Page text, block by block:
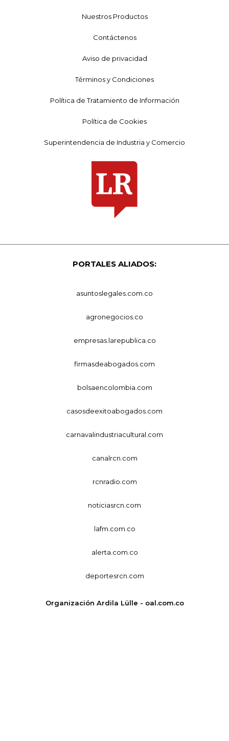
Nuestros Productos
Contáctenos
Aviso de privacidad
Términos y Condiciones
Política de Tratamiento de Información
Política de Cookies
Superintendencia de Industria y Comercio
PORTALES ALIADOS:
asuntoslegales.com.co
agronegocios.co
empresas.larepublica.co
firmasdeabogados.com
bolsaencolombia.com
casosdeexitoabogados.com
carnavalindustriacultural.com
canalrcn.com
rcnradio.com
noticiasrcn.com
lafm.com.co
alerta.com.co
deportesrcn.com
Organización Ardila Lülle - oal.com.co